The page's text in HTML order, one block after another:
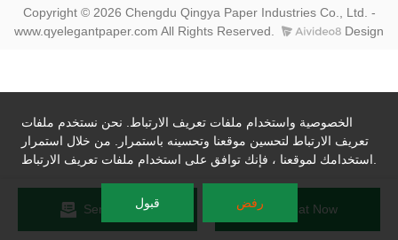
Copyright © 2026 Chengdu Qingya Paper Industries Co., Ltd. -
www.qyelegantpaper.com All Rights Reserved.
Design
Send Inquiry Chat Now
الخصوصية واستخدام ملفات تعريف الارتباط. نحن نستخدم ملفات
تعريف الارتباط لتحسين موقعنا وتحسينه باستمرار. من خلال استمرار
قبول رفض